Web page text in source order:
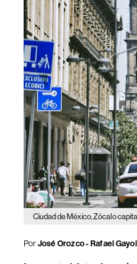
Ciudad de México, Zócalo
PorJosé Orozco - Rafael Gayol